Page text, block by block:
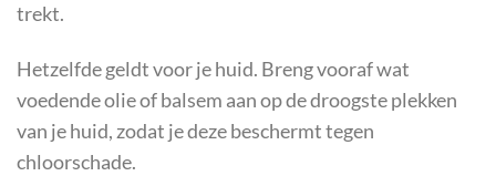
trekt.
Hetzelfde geldt voor je huid. Breng vooraf wat
voedende olie of balsem aan op de droogste plekken
van je huid, zodat je deze beschermt tegen
chloorschade.